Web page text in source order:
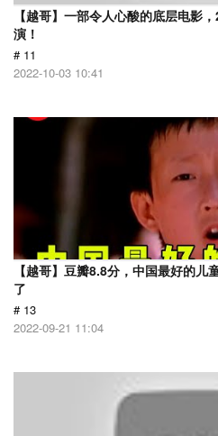
【越哥】一部令人心酸的底层电影
演！
# 11
2022-10-03 10:41
【越哥】豆瓣8.8分，中国最好的儿
了
# 13
2022-09-21 11:04